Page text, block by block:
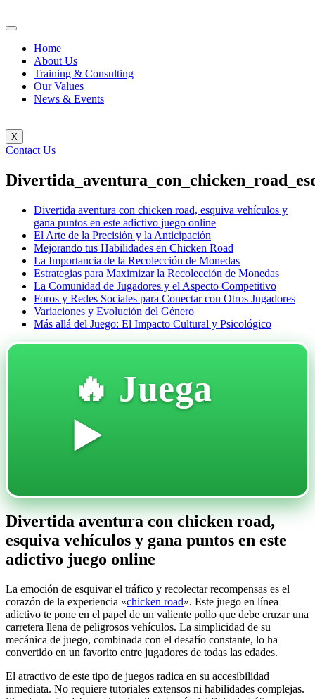
Home
About Us
Training & Consulting
Our Values
News & Events
X
Contact Us
Divertida aventura con chicken road, esquiva vehículos y
gana puntos en este adictivo juego online
El Arte de la Precisión y la Anticipación
Mejorando tus Habilidades en Chicken Road
La Importancia de la Recolección de Monedas
Estrategias para Maximizar la Recolección de Monedas
La Comunidad de Jugadores y el Aspecto Competitivo
Foros y Redes Sociales para Conectar con Otros Jugadores
Variaciones y Evolución del Género
Más allá del Juego: El Impacto Cultural y Psicológico
🔥 Juega
▶️
Divertida aventura con chicken road,
esquiva vehículos y gana puntos en este
adictivo juego online
La emoción de esquivar el tráfico y recolectar recompensas es el
corazón de la experiencia «chicken road». Este juego en línea
adictivo te pone en el papel de un valiente pollo que debe cruzar una
carretera llena de peligrosos vehículos. La simplicidad de su
mecánica de juego, combinada con el desafío constante, lo ha
convertido en un favorito entre jugadores de todas las edades.
El atractivo de este tipo de juegos radica en su accesibilidad
inmediata. No requiere tutoriales extensos ni habilidades complejas.